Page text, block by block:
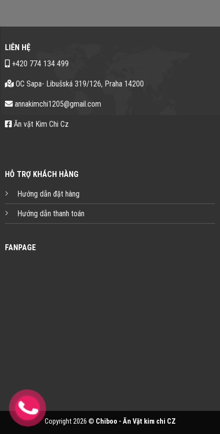
LIÊN HỆ
+420 774 134 499
OC Sapa- Libušská 319/126, Praha 14200
annakimchi1205@gmail.com
Ăn vặt Kim Chi Cz
HỖ TRỢ KHÁCH HÀNG
Hướng dẫn đặt hàng
Hướng dẫn thanh toán
FANPAGE
Copyright 2026 © Chiboo - Ăn Vặt kim chi CZ